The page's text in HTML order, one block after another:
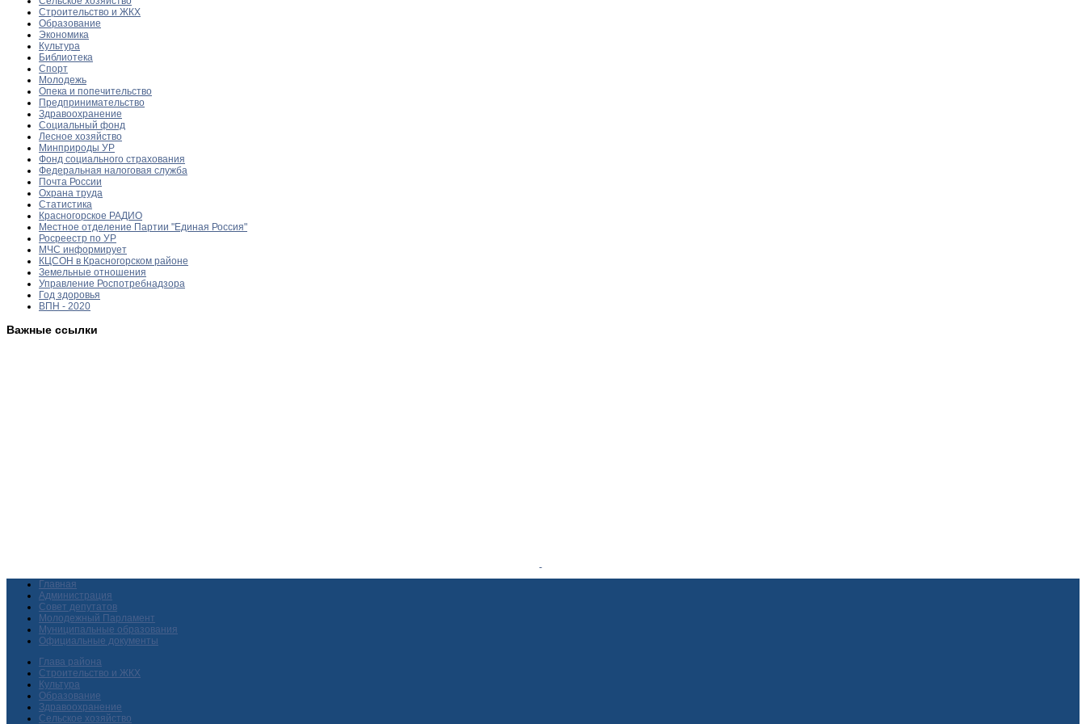
Строительство и ЖКХ
Образование
Экономика
Культура
Библиотека
Спорт
Молодежь
Опека и попечительство
Предпринимательство
Здравоохранение
Социальный фонд
Лесное хозяйство
Минприроды УР
Фонд социального страхования
Федеральная налоговая служба
Почта России
Охрана труда
Статистика
Красногорское РАДИО
Местное отделение Партии "Единая Россия"
Росреестр по УР
МЧС информирует
КЦСОН в Красногорском районе
Земельные отношения
Управление Роспотребнадзора
Год здоровья
ВПН - 2020
Важные ссылки
Главная
Администрация
Совет депутатов
Молодежный Парламент
Муниципальные образования
Официальные документы
Глава района
Строительство и ЖКХ
Культура
Образование
Здравоохранение
Сельское хозяйство